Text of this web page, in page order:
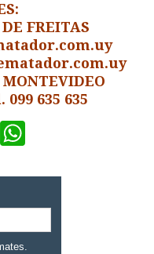
FREITAS
099 635 635
Twitter